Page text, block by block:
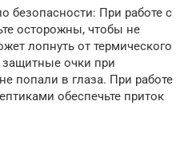
безопасности: При работе с
осторожны, чтобы не
лопнуть от термического
защитные очки при
попали в глаза. При работе
обеспечьте приток